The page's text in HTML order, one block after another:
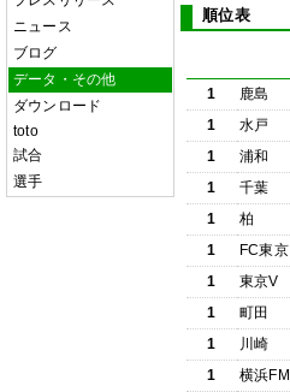
ニュース
ブログ
データ・その他
ダウンロード
toto
試合
選手
順位表
1 鹿島
1
水戸
1
浦和
1
千葉
1
柏
1
FC東京
1
東京V
1
町田
1
川崎
1
横浜FM